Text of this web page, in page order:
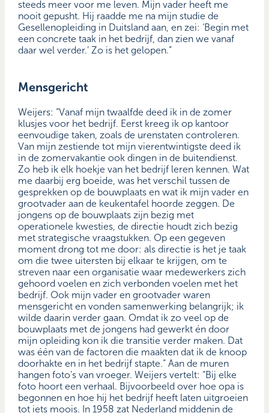
steeds meer voor me leven. Mijn vader heeft me
nooit gepusht. Hij raadde me na mijn studie de
Gesellenopleiding in Duitsland aan, en zei: ‘Begin met
een concrete taak in het bedrijf, dan zien we vanaf
daar wel verder.’ Zo is het gelopen.”
Mensgericht
Weijers: “Vanaf mijn twaalfde deed ik in de zomer
klusjes voor het bedrijf. Eerst kreeg ik op kantoor
eenvoudige taken, zoals de urenstaten controleren.
Van mijn zestiende tot mijn vierentwintigste deed ik
in de zomervakantie ook dingen in de buitendienst.
Zo heb ik elk hoekje van het bedrijf leren kennen. Wat
me daarbij erg boeide, was het verschil tussen de
gesprekken op de bouwplaats en wat ik mijn vader en
grootvader aan de keukentafel hoorde zeggen. De
jongens op de bouwplaats zijn bezig met
operationele kwesties, de directie houdt zich bezig
met strategische vraagstukken. Op een gegeven
moment drong tot me door: als directie is het je taak
om die twee uitersten bij elkaar te krijgen, om te
streven naar een organisatie waar medewerkers zich
gehoord voelen en zich verbonden voelen met het
bedrijf. Ook mijn vader en grootvader waren
mensgericht en vonden samenwerking belangrijk; ik
wilde daarin verder gaan. Omdat ik zo veel op de
bouwplaats met de jongens had gewerkt én door
mijn opleiding kon ik die transitie verder maken. Dat
was één van de factoren die maakten dat ik de knoop
doorhakte en in het bedrijf stapte.” Aan de muren
hangen foto’s van vroeger. Weijers vertelt: “Bij elke
foto hoort een verhaal. Bijvoorbeeld over hoe opa is
begonnen en hoe hij het bedrijf heeft laten uitgroeien
tot iets moois. In 1958 zat Nederland middenin de